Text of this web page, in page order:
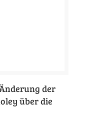
der
über die